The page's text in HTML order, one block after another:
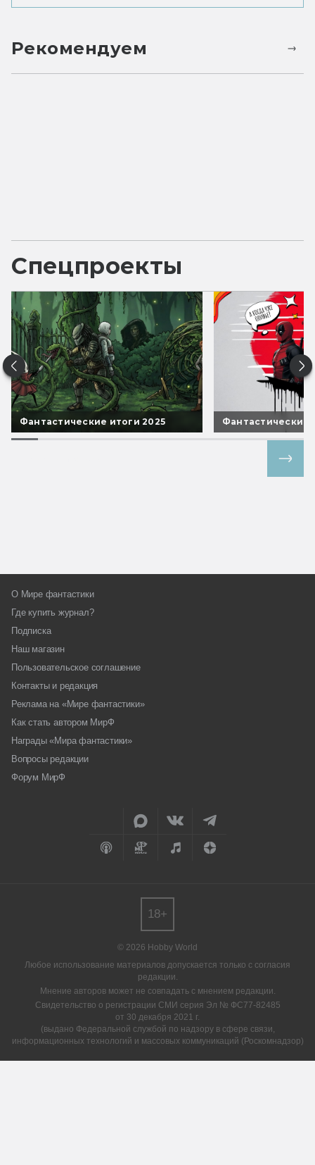
Рекомендуем
Спецпроекты
Фантастические итоги 2025 Фантастические
О Мире фантастики
Где купить журнал?
Подписка
Наш магазин
Пользовательское соглашение
Контакты и редакция
Реклама на «Мире фантастики»
Как стать автором МирФ
Награды «Мира фантастики»
Вопросы редакции
Форум МирФ
© 2026 Hobby World
Любое использование материалов допускается только с согласия
редакции.
Мнение авторов может не совпадать с мнением редакции.
Свидетельство о регистрации СМИ серия Эл № ФС77-82485
от 30 декабря 2021 г.
(выдано Федеральной службой по надзору в сфере связи,
информационных технологий и массовых коммуникаций (Роскомнадзор)
18+